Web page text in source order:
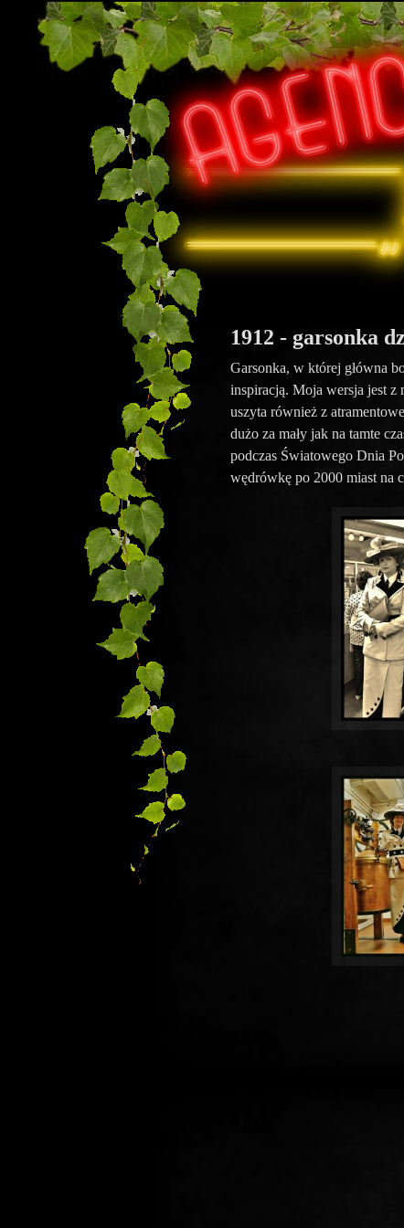
1912 - garsonka
Garsonka, w której główna
inspiracją. Moja wersja jest z
uszyta również z
dużo za mały jak na tamte
podczas Światowego Dnia
wędrówkę po 2000 miast na